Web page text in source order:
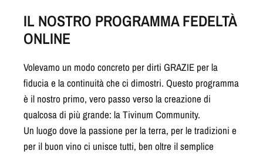
IL NOSTRO PROGRAMMA FEDELTÀ
ONLINE
Volevamo un modo concreto per dirti GRAZIE per la
fiducia e la continuità che ci dimostri. Questo programma
è il nostro primo, vero passo verso la creazione di
qualcosa di più grande: la Tivinum Community.
Un luogo dove la passione per la terra, per le tradizioni e
per il buon vino ci unisce tutti, ben oltre il semplice